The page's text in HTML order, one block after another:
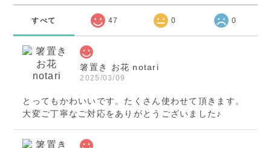
すべて 47 0 0
箸置き お花 notari
2025/03/09
とってもかわいいです。たくさん使わせて頂きます。
大変ご丁寧なご対応をありがとうございました♪